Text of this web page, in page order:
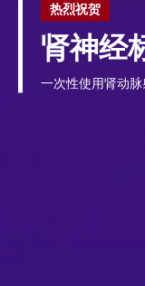
热烈祝贺
一次性使用肾动